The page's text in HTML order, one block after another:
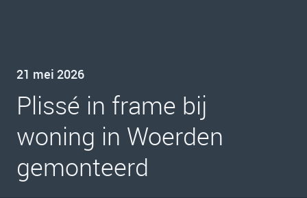
21 mei 2026
Plissé in frame bij
woning in Woerden
gemonteerd